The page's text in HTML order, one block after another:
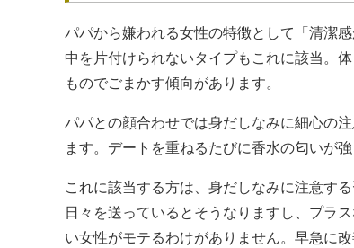
パパから嫌われる女性の特徴として「清潔
中を片付けられないタイプもこれに該当。
ものでごまかす傾向があります。
パパとの顔合わせでは身だしなみに細心の
ます。デートを重ねるたびに香水の匂いが
これに該当する方は、身だしなみに注意す
日々を送っているとそうなりますし、プラ
い女性がモテるわけがありません。早急に改